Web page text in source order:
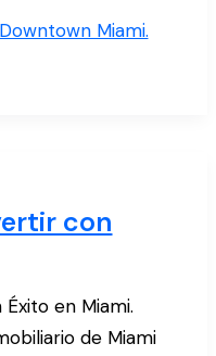
Miami.
con
en Miami.
de Miami